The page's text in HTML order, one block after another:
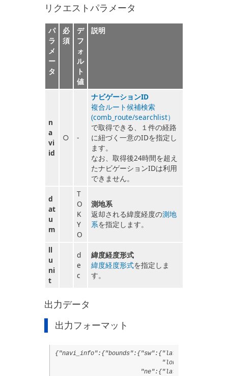
リクエストパラメータ
パ
ラ
メ
ー
タ
必
須
デ
フ
ォ
ル
ト
値
説明
n
a
vi
id
○ -
ナビゲーションID
複合ルート候補検索
(comb_route/searchlist）
で取得できる、１件の経路
に紐づく一意のIDを指定し
ます。
なお、取得後24時間を超え
たナビゲーションIDは利用
できません。
d
at
u
m
T
O
K
Y
O
測地系
返却される緯度経度の測地
系を指定します。
ll
u
ni
t
d
e
c
緯度経度形式
緯度経度形式を指定しま
す。
出力データ
出力フォーマット
{"navi_info":{"bounds":{"sw":{"lat":35.6626369,
                        "ne":{"lat":35.6890647,